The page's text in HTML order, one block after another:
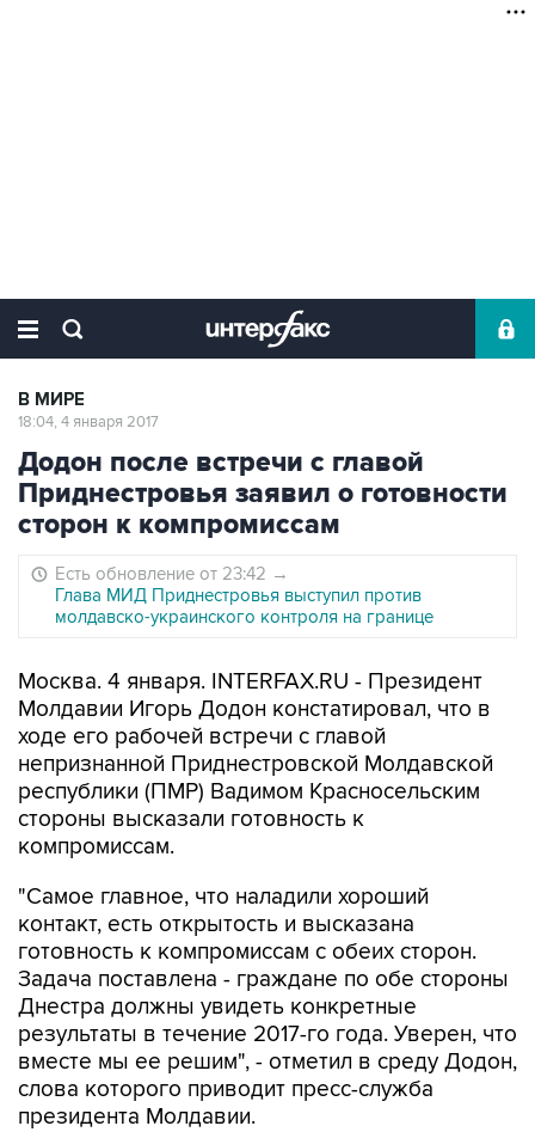
В МИРЕ
18:04, 4 января 2017
Додон после встречи с главой
Приднестровья заявил о готовности
сторон к компромиссам
Есть обновление от 23:42 →
Глава МИД Приднестровья выступил против
молдавско-украинского контроля на границе
Москва. 4 января. INTERFAX.RU - Президент
Молдавии Игорь Додон констатировал, что в
ходе его рабочей встречи с главой
непризнанной Приднестровской Молдавской
республики (ПМР) Вадимом Красносельским
стороны высказали готовность к
компромиссам.
"Самое главное, что наладили хороший
контакт, есть открытость и высказана
готовность к компромиссам с обеих сторон.
Задача поставлена - граждане по обе стороны
Днестра должны увидеть конкретные
результаты в течение 2017-го года. Уверен, что
вместе мы ее решим", - отметил в среду Додон,
слова которого приводит пресс-служба
президента Молдавии.